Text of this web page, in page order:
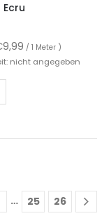
9,99 / 1 Meter )
nicht angegeben
… 25 26